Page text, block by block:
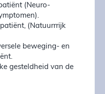
(Neuro-
(Natuurrrijk
beweging- en
gesteldheid van de